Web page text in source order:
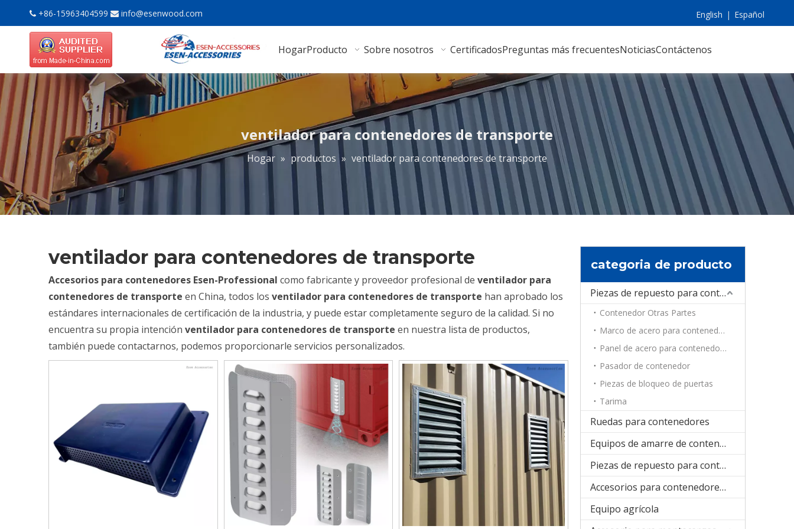
 +86-15963404599  info@esenwood.com English | Español
HogarProducto Sobre nosotros CertificadosPreguntas más frecuentesNoticiasContáctenos
ventilador para contenedores de transporte
Hogar » productos » ventilador para contenedores de transporte
ventilador para contenedores de transporte
Accesorios para contenedores Esen-Professional como fabricante y proveedor profesional de ventilador para
contenedores de transporte en China, todos los ventilador para contenedores de transporte han aprobado los
estándares internacionales de certificación de la industria, y puede estar completamente seguro de la calidad. Si no
encuentra su propia intención ventilador para contenedores de transporte en nuestra lista de productos,
también puede contactarnos, podemos proporcionarle servicios personalizados.
categoria de producto
Piezas de repuesto para contenedores
Contenedor Otras Partes
Marco de acero para contenedores
Panel de acero para contenedores
Pasador de contenedor
Piezas de bloqueo de puertas
Tarima
Ruedas para contenedores
Equipos de amarre de contenedores
Piezas de repuesto para contenedores de refrigeración
Accesorios para contenedores plegables
Equipo agrícola